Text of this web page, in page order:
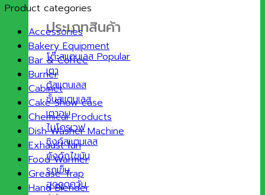
ประเภทสินค้า
โต๊ะสแตนเลส
เตา
ตู้สแตนเลส
ชั้นสแตนเลส
เตาอบ
ไมโครเวฟ
ซิงค์สแตนเลส
ถังดักไขมัน
รถเข็น
ฮูดดูดควัน
Product categories
Accessories
Bakery Equipment
Bar & Coffee
Burner
Cabinet
Cake Show case
Chemical Products
Dish Washer Machine
Exhaust fan
Food Warmer
Grease Trap
Hand Blender